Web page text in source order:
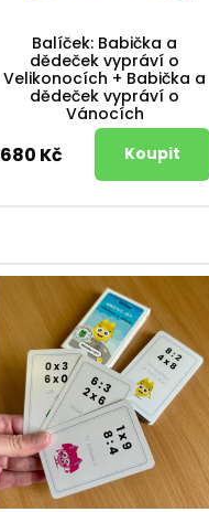
Balíček: Babička a
dědeček vypráví o
Velikonocích + Babička a
dědeček vypráví o
Vánocích
680 Kč